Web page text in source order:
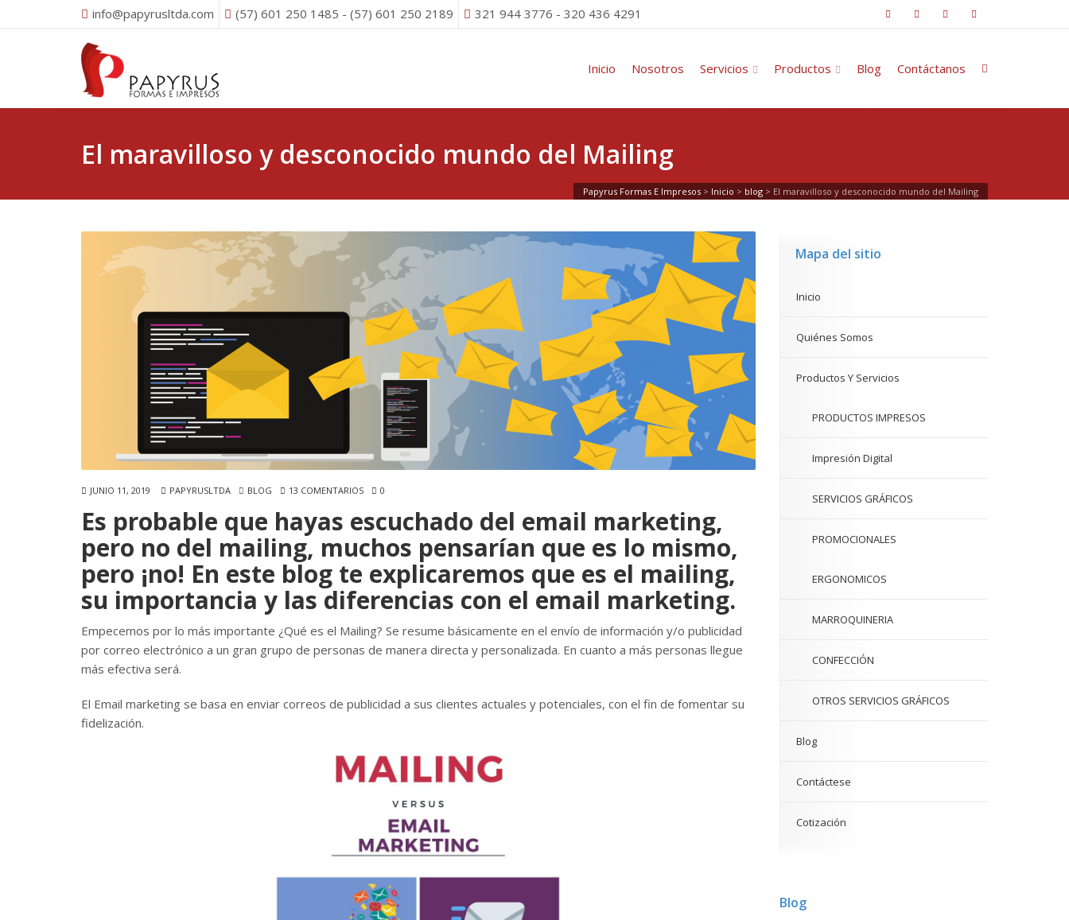
info@papyrusltda.com (57) 601 250 1485 - (57) 601 250 2189 321 944 3776 - 320 436 4291
Inicio Nosotros Servicios Productos Blog Contáctanos
El maravilloso y desconocido mundo del Mailing
Papyrus Formas E Impresos > Inicio > blog > El maravilloso y desconocido mundo del Mailing
JUNIO 11, 2019 PAPYRUSLTDA BLOG 13 COMENTARIOS 0
Es probable que hayas escuchado del email marketing,
pero no del mailing, muchos pensarían que es lo mismo,
pero ¡no! En este blog te explicaremos que es el mailing,
su importancia y las diferencias con el email marketing.
Empecemos por lo más importante ¿Qué es el Mailing? Se resume básicamente en el envío de información y/o publicidad
por correo electrónico a un gran grupo de personas de manera directa y personalizada. En cuanto a más personas llegue
más efectiva será.
El Email marketing se basa en enviar correos de publicidad a sus clientes actuales y potenciales, con el fin de fomentar su
fidelización.
Mapa del sitio
Inicio
Quiénes Somos
Productos Y Servicios
PRODUCTOS IMPRESOS
Impresión Digital
SERVICIOS GRÁFICOS
PROMOCIONALES
ERGONOMICOS
MARROQUINERIA
CONFECCIÓN
OTROS SERVICIOS GRÁFICOS
Blog
Contáctese
Cotización
Blog